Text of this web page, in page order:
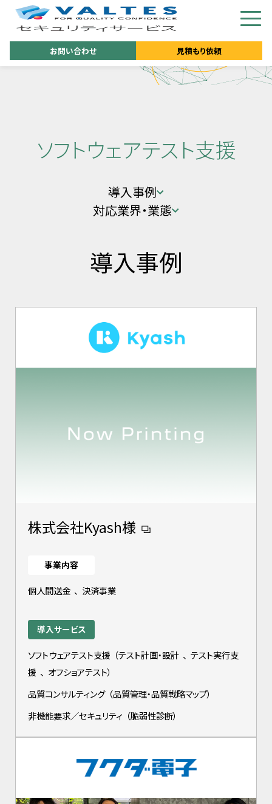
お問い合わせ 見積もり依頼
ソフトウェアテスト支援
導入事例
対応業界・業態
導入事例
株式会社Kyash様
事業内容
個人間送金 、 決済事業
導入サービス
ソフトウェアテスト支援 （テスト計画・設計 、 テスト実行支
援 、 オフショアテスト）
品質コンサルティング （品質管理・品質戦略マップ）
非機能要求／セキュリティ （脆弱性診断）